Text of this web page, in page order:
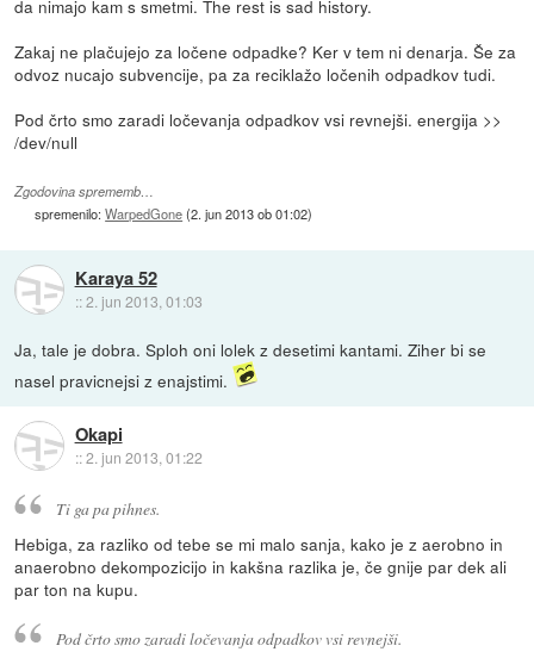
da nimajo kam s smetmi. The rest is sad history.
Zakaj ne plačujejo za ločene odpadke? Ker v tem ni denarja. Še za
odvoz nucajo subvencije, pa za reciklažo ločenih odpadkov tudi.
Pod črto smo zaradi ločevanja odpadkov vsi revnejši. energija >>
/dev/null
Zgodovina sprememb…
spremenilo:WarpedGone(2. jun 2013 ob 01:02)
Karaya 52
::2. jun 2013, 01:03
Ja, tale je dobra. Sploh oni lolek z desetimi kantami. Ziher bi se
nasel pravicnejsi z enajstimi.
Okapi
::2. jun 2013, 01:22
Ti ga pa pihnes.
Hebiga, za razliko od tebe se mi malo sanja, kako je z aerobno in
anaerobno dekompozicijo in kakšna razlika je, če gnije par dek ali
par ton na kupu.
Pod črto smo zaradi ločevanja odpadkov vsi revnejši.